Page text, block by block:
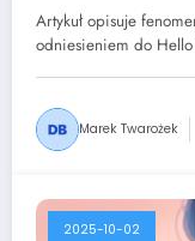
Artykuł opisuje
odniesieniem do
Marek Twarożek
2025-10-02